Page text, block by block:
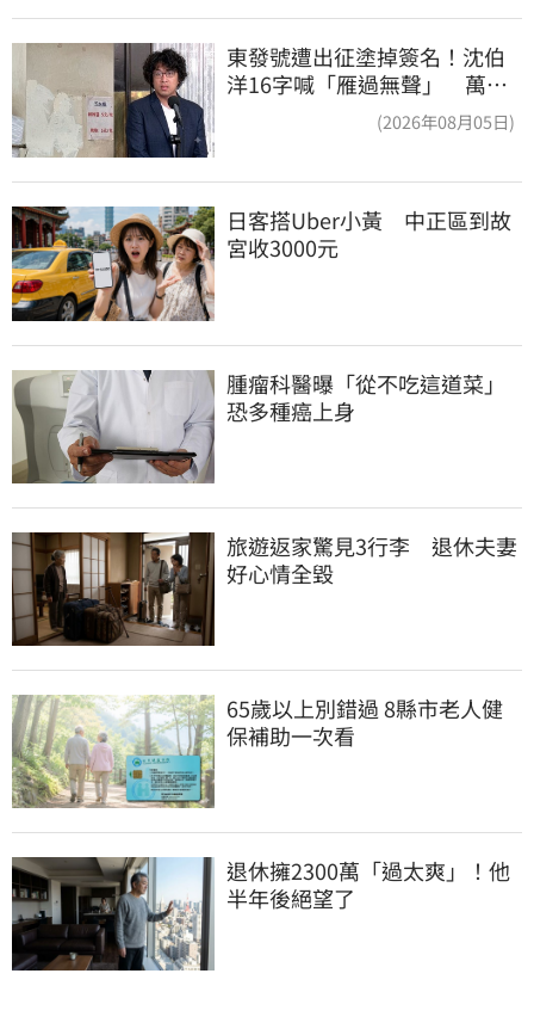
東發號遭出征塗掉簽名！沈伯
洋16字喊「雁過無聲」 萬人
(2026年08月05日)
日客搭Uber小黃　中正區到故
宮收3000元
腫瘤科醫曝「從不吃這道菜」
恐多種癌上身
旅遊返家驚見3行李　退休夫妻
好心情全毀
65歲以上別錯過 8縣市老人健
保補助一次看
退休擁2300萬「過太爽」！他
半年後絕望了